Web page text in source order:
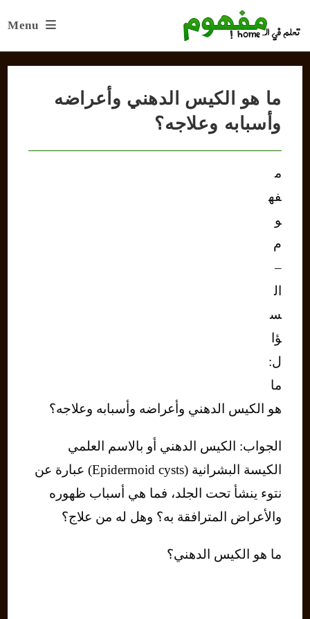
Menu
ما هو الكيس الدهني وأعراضه
وأسبابه وعلاجه؟
م
فه
و
م
–
ال
س
ؤا
ل:
ما
هو الكيس الدهني وأعراضه وأسبابه وعلاجه؟
الجواب: الكيس الدهني أو بالاسم العلمي
الكيسة البشرانية (Epidermoid cysts) عبارة عن
نتوء ينشأ تحت الجلد، فما هي أسباب ظهوره
والأعراض المترافقة به؟ وهل له من علاج؟
ما هو الكيس الدهني؟